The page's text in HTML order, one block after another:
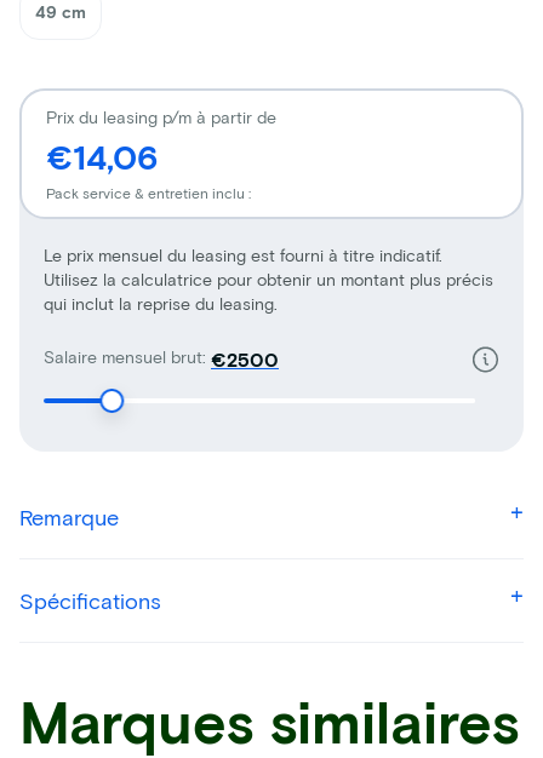
49 cm
Salaire mensuel brut: €
Le prix mensuel du leasing est fourni à titre indicatif.
Utilisez la calculatrice pour obtenir un montant plus précis
qui inclut la reprise du leasing.
Prix du leasing p/m à partir de
€14,06
Pack service & entretien inclu :
Remarque
Spécifications
Marques similaires